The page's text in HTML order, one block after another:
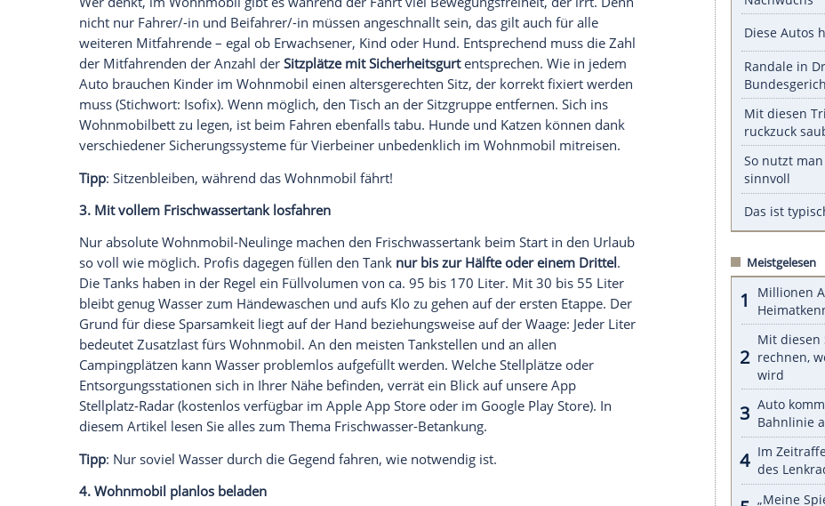
insbesondere nach einer längeren Standzeit, wie zum Beispiel der Winterpause. Prüfen Sie
den Luftdruck der Reifen und deren Alter: Sind sie bereits zehn Jahre alt, ist es höchste Zeit,
diese zu ersetzen. Ein Blick in den Wassertank ist ebenfalls ratsam – vielleicht ist eine
gründliche Reinigung fällig?
Vergessen Sie auch die Bordbatterie nicht: Eine vollständige Aufladung am Stromnetz sorgt
für optimale Leistungsfähigkeit während derReise. Ebenso wichtig ist der Füllstand der
Gasflaschen, vor allem, wenn die Heizung bei kühleren Temperaturen zum Einsatz
kommen soll.
Tipp: Überprüfen Sie dasFahrzeugvorab auf sämtliche Funktionen, um unangenehme
Überraschungen zu vermeiden!
2. Während der Fahrt imWohnmobilumhergehen
Wer denkt, imWohnmobilgibt es während der Fahrt viel Bewegungsfreiheit, der irrt. Denn
nicht nur Fahrer/-in und Beifahrer/-in müssen angeschnallt sein, das gilt auch für alle
weiteren Mitfahrende – egal ob Erwachsener, Kind oder Hund. Entsprechend muss die Zahl
der Mitfahrenden der Anzahl derSitzplätze mit Sicherheitsgurt entsprechen. Wie in jedem
Auto brauchen Kinder im Wohnmobileinen altersgerechten Sitz, der korrekt fixiert werden
muss (Stichwort: Isofix). Wenn möglich, den Tisch an der Sitzgruppe entfernen. Sich ins
Wohnmobilbett zu legen, ist beim Fahren ebenfalls tabu. Hunde und Katzen können dank